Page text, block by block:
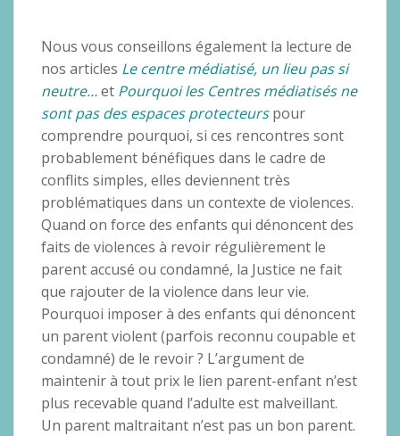
Nous vous conseillons également la lecture de
nos articles Le centre médiatisé, un lieu pas si
neutre…et Pourquoi les Centres médiatisés ne
sont pas des espaces protecteurspour
comprendre pourquoi, si ces rencontres sont
probablement bénéfiques dans le cadre de
conflits simples, elles deviennent très
problématiques dans un contexte de violences.
Quand on force des enfants qui dénoncent des
faits de violences à revoir régulièrement le
parent accusé ou condamné, la Justice ne fait
que rajouter de la violence dans leur vie.
Pourquoi imposer à des enfants qui dénoncent
un parent violent (parfois reconnu coupable et
condamné) de le revoir ? L’argument de
maintenir à tout prix le lien parent-enfant n’est
plus recevable quand l’adulte est malveillant.
Un parent maltraitant n’est pas un bon parent.